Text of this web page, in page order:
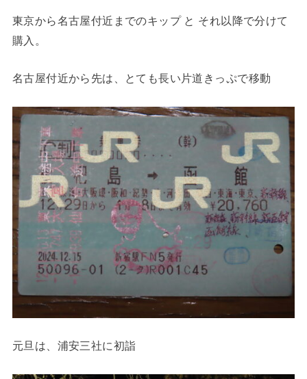
東京から名古屋付近までのキップ と それ以降で分けて
購入。
名古屋付近から先は、とても長い片道きっぷで移動
元旦は、浦安三社に初詣